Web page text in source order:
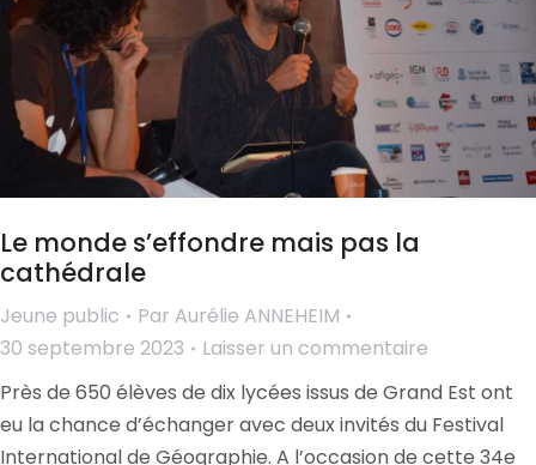
Le monde s’effondre mais pas la
cathédrale
Jeune public Par Aurélie ANNEHEIM
30 septembre 2023
Laisser un commentaire
Près de 650 élèves de dix lycées issus de Grand Est ont
eu la chance d’échanger avec deux invités du Festival
International de Géographie. A l’occasion de cette 34e